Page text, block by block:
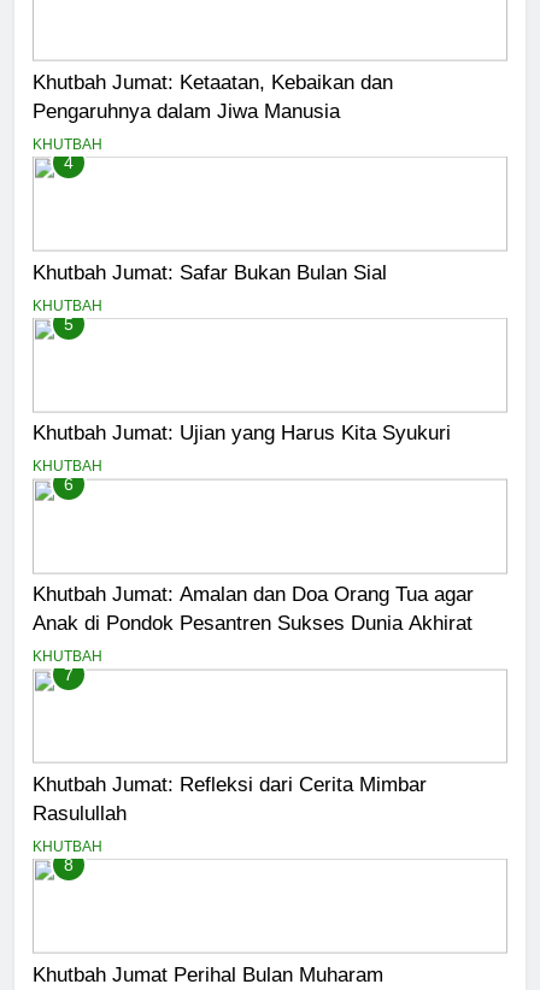
Khutbah Jumat: Ketaatan, Kebaikan dan
Pengaruhnya dalam Jiwa Manusia
KHUTBAH
4
Khutbah Jumat: Safar Bukan Bulan Sial
KHUTBAH
5
Khutbah Jumat: Ujian yang Harus Kita Syukuri
KHUTBAH
6
Khutbah Jumat: Amalan dan Doa Orang Tua agar
Anak di Pondok Pesantren Sukses Dunia Akhirat
KHUTBAH
7
Khutbah Jumat: Refleksi dari Cerita Mimbar
Rasulullah
KHUTBAH
8
Khutbah Jumat Perihal Bulan Muharam